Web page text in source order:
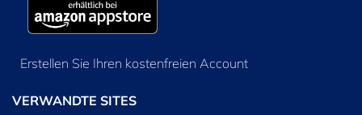
Erstellen Sie Ihren kostenfreien Account
VERWANDTE SITES